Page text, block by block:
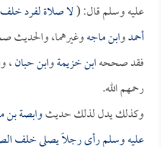
عليه وسلم قال: (لا صلاة لفرد
أحمدوابن ماجهوغيرهما، والحديث
فقد صححهابن خزيمةوابن حبان، و
رحمهم الله.
وكذلك يدل لذلك حديثوابصة بن
عليه وسلم رأى رجلاً يصلي خلف